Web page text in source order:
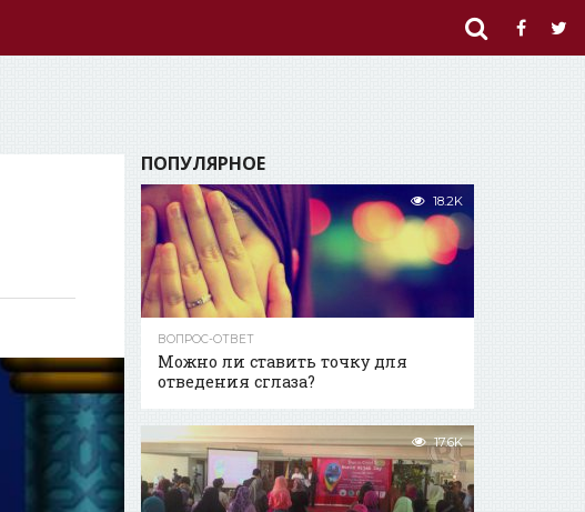
ПОПУЛЯРНОЕ
18.2K
ВОПРОС-ОТВЕТ
Можно ли ставить точку для
отведения сглаза?
17.6K